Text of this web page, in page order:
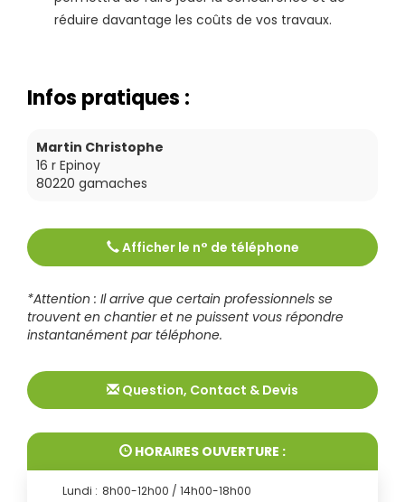
réduire davantage les coûts de vos travaux.
Infos pratiques :
Martin Christophe
16 r Epinoy
80220 gamaches
Afficher le n° de téléphone
0322268427
*Attention : Il arrive que certain professionnels se
trouvent en chantier et ne puissent vous répondre
instantanément par téléphone.
Question, Contact & Devis
HORAIRES OUVERTURE :
Lundi : 8h00-12h00 / 14h00-18h00